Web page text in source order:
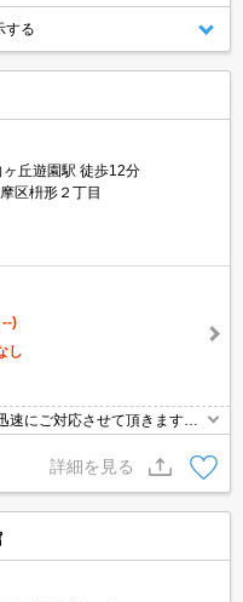
する
丘遊園駅 徒歩12分
区枡形２丁目
--)
し
速にご対応させて頂きます～
詳細を見る